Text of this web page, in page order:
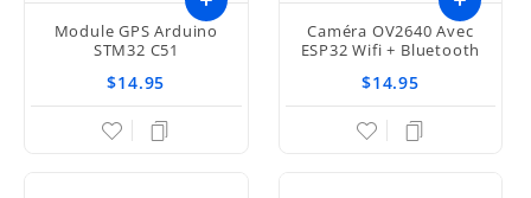
Module GPS Arduino
STM32 C51
$14.95
Caméra OV2640 Avec
ESP32 Wifi + Bluetooth
$14.95